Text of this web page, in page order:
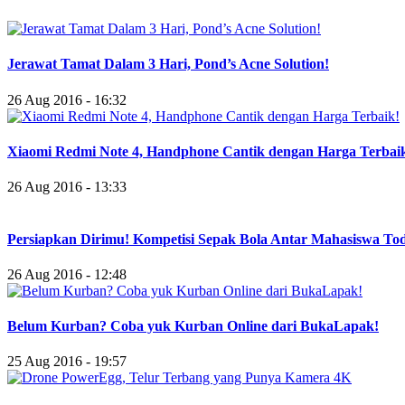
Jerawat Tamat Dalam 3 Hari, Pond’s Acne Solution!
26 Aug 2016 - 16:32
Xiaomi Redmi Note 4, Handphone Cantik dengan Harga
26 Aug 2016 - 13:33
Persiapkan Dirimu! Kompetisi Sepak Bola Antar Mahasiswa
26 Aug 2016 - 12:48
Belum Kurban? Coba yuk Kurban Online dari BukaLapak!
25 Aug 2016 - 19:57